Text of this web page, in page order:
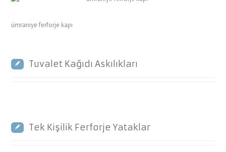
ümraniye ferforje kapı
Tuvalet Kağıdı Askılıkları
Tek Kişilik Ferforje Yataklar